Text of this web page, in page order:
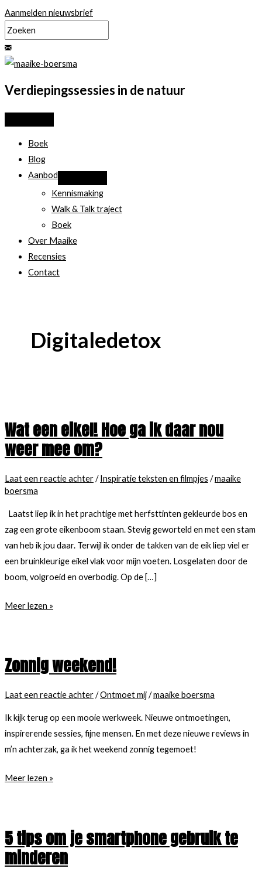
Ga
naar
de
inhoud
Aanmelden nieuwsbrief
Verdiepingssessies in de natuur
Boek
Blog
Aanbod
Kennismaking
Walk & Talk traject
Boek
Over Maaike
Recensies
Contact
Digitaledetox
Wat een eikel! Hoe ga ik daar nou
weer mee om?
Laat een reactie achter/Inspiratie teksten en filmpjes /maaike
boersma
Laatst liep ik in het prachtige met herfsttinten gekleurde bos en
zag een grote eikenboom staan. Stevig geworteld en met een stam
van heb ik jou daar. Terwijl ik onder de takken van de eik liep viel er
een bruinkleurige eikel vlak voor mijn voeten. Losgelaten door de
boom, volgroeid en overbodig. Op de […]
Wat
ga
daar
nou
weer
mee
Meer lezen »
Zonnig weekend!
Laat een reactie achter/Ontmoet mij/maaike boersma
Ik kijk terug op een mooie werkweek. Nieuwe ontmoetingen,
inspirerende sessies, fijne mensen. En met deze nieuwe reviews in
m’n achterzak, ga ik het weekend zonnig tegemoet!
Zonnig
Meer lezen »
5 tips om je smartphone gebruik te
minderen